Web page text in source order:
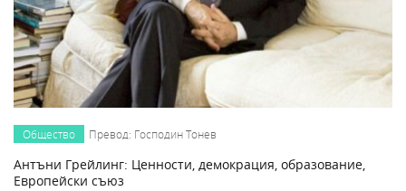
Общество Превод: Господин Тонев
Антъни Грейлинг: Ценности, демокрация, образование,
Европейски съюз